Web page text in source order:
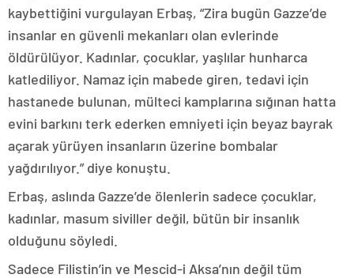
kaybettiğini vurgulayan Erbaş, “Zira bugün Gazze’de
insanlar en güvenli mekanları olan evlerinde
öldürülüyor. Kadınlar, çocuklar, yaşlılar hunharca
katlediliyor. Namaz için mabede giren, tedavi için
hastanede bulunan, mülteci kamplarına sığınan hatta
evini barkını terk ederken emniyeti için beyaz bayrak
açarak yürüyen insanların üzerine bombalar
yağdırılıyor.” diye konuştu.
Erbaş, aslında Gazze’de ölenlerin sadece çocuklar,
kadınlar, masum siviller değil, bütün bir insanlık
olduğunu söyledi.
Sadece Filistin’in ve Mescid-i Aksa’nın değil tüm